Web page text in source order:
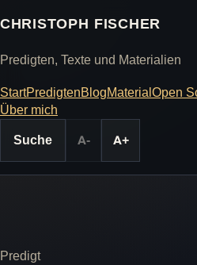
CHRISTOPH FISCHER
Predigten, Texte und Materialien
StartPredigtenBlogMaterialOpen
Über mich
Suche
A- A+
Predigt